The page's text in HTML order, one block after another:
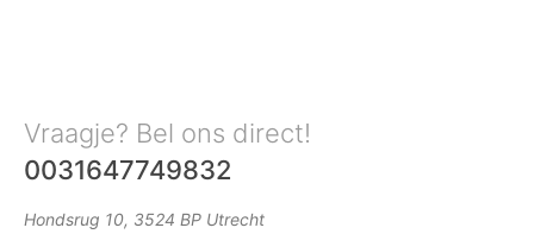
Vraagje? Bel ons direct!
0031647749832
Hondsrug 10, 3524 BP Utrecht